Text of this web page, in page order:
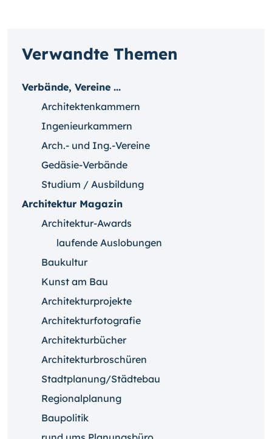
Verwandte Themen
Verbände, Vereine ...
Architektenkammern
Ingenieurkammern
Arch.- und Ing.-Vereine
Gedäsie-Verbände
Studium / Ausbildung
Architektur Magazin
Architektur-Awards
laufende Auslobungen
Baukultur
Kunst am Bau
Architekturprojekte
Architekturfotografie
Architekturbücher
Architekturbroschüren
Stadtplanung/Städtebau
Regionalplanung
Baupolitik